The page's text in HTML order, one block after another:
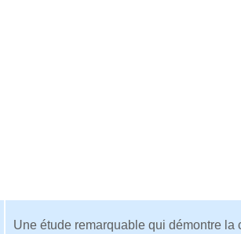
Une étude remarquable qui démontre la